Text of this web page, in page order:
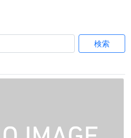
検索